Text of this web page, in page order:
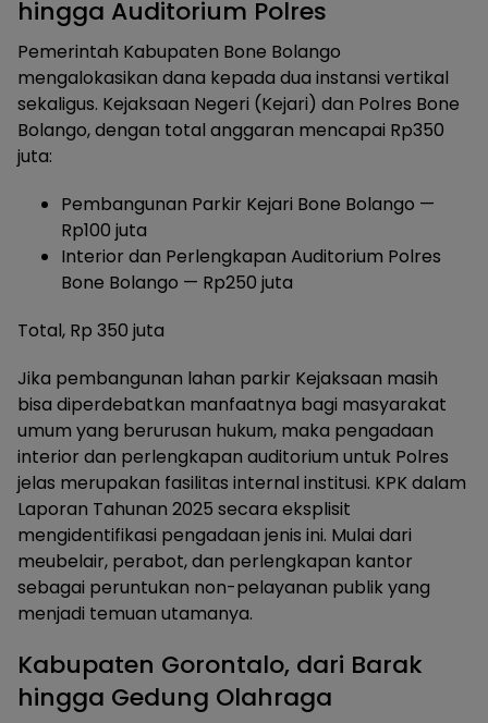
hingga Auditorium Polres
Pemerintah Kabupaten Bone Bolango
mengalokasikan dana kepada dua instansi vertikal
sekaligus. Kejaksaan Negeri (Kejari) dan Polres Bone
Bolango, dengan total anggaran mencapai Rp350
juta:
Pembangunan Parkir Kejari Bone Bolango —
Rp100 juta
Interior dan Perlengkapan Auditorium Polres
Bone Bolango — Rp250 juta
Total, Rp 350 juta
Jika pembangunan lahan parkir Kejaksaan masih
bisa diperdebatkan manfaatnya bagi masyarakat
umum yang berurusan hukum, maka pengadaan
interior dan perlengkapan auditorium untuk Polres
jelas merupakan fasilitas internal institusi. KPK dalam
Laporan Tahunan 2025 secara eksplisit
mengidentifikasi pengadaan jenis ini. Mulai dari
meubelair, perabot, dan perlengkapan kantor
sebagai peruntukan non-pelayanan publik yang
menjadi temuan utamanya.
Kabupaten Gorontalo, dari Barak
hingga Gedung Olahraga